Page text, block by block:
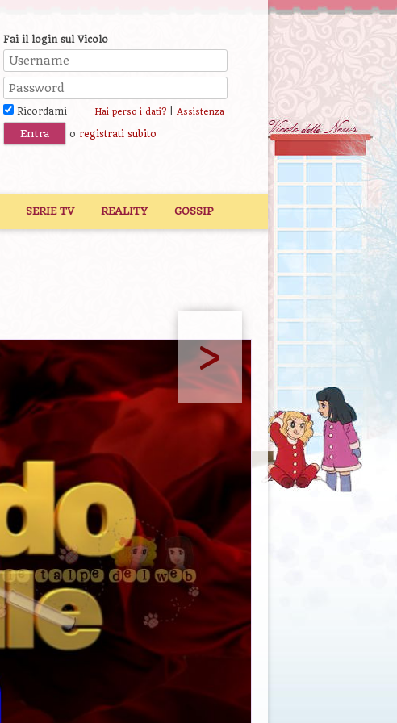
Fai il login sul Vicolo
Ricordami Hai perso i dati?| Assistenza
o registrati subito
SERIE TV REALITY GOSSIP
>